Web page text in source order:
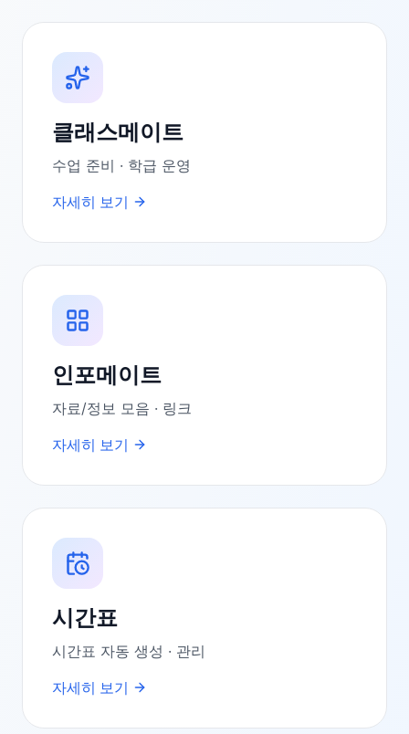
클래스메이트
수업 준비 · 학급 운영
자세히 보기
인포메이트
자료/정보 모음 · 링크
자세히 보기
시간표
시간표 자동 생성 · 관리
자세히 보기